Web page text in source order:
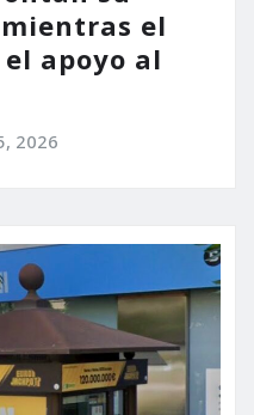
el
apoyo al
2026